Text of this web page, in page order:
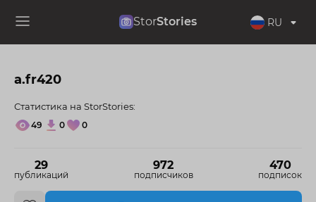
StorStories RU
a.fr420
29
публикаций
972
подписчиков
470
подписок
Статистика на StorStories:
49 0 0